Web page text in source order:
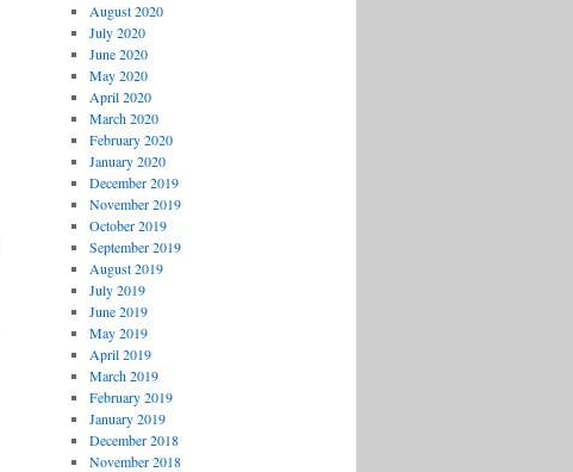
August 2020
July 2020
June 2020
May 2020
April 2020
March 2020
February 2020
January 2020
December 2019
November 2019
October 2019
September 2019
August 2019
July 2019
June 2019
May 2019
April 2019
March 2019
February 2019
January 2019
December 2018
November 2018